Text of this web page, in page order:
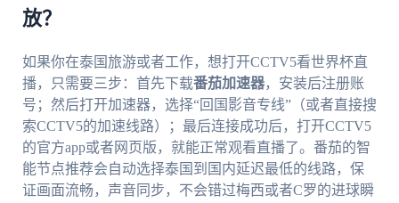
放？
如果你在泰国旅游或者工作，想打开CCTV5看世界杯直
播，只需要三步：首先下载番茄加速器，安装后注册账
号；然后打开加速器，选择“回国影音专线”（或者直接搜
索CCTV5的加速线路）；最后连接成功后，打开CCTV5
的官方app或者网页版，就能正常观看直播了。番茄的智
能节点推荐会自动选择泰国到国内延迟最低的线路，保
证画面流畅，声音同步，不会错过梅西或者C罗的进球瞬